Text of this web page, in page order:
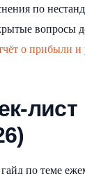
по
вопросы
о прибыли и
по теме